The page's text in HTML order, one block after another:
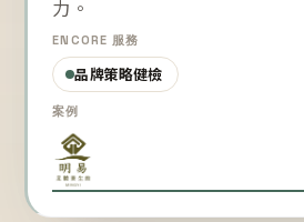
力。
ENCORE 服務
品牌策略健檢
案例